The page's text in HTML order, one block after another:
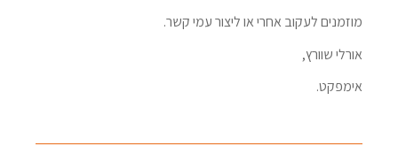
מוזמנים לעקוב אחרי או ליצור עמי קשר.
אורלי שוורץ,
אימפקט.